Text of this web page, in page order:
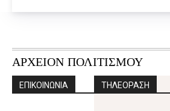
ΑΡΧΕΙΟΝ ΠΟΛΙΤΙΣΜΟΥ
ΕΠΙΚΟΙΝΩΝΙΑ ΤΗΛΕΟΡΑΣΗ